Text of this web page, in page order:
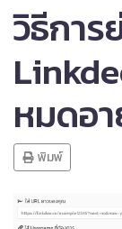
วิธีกา
หมดอ
พิมพ์